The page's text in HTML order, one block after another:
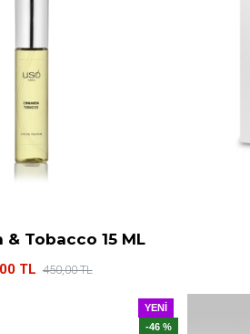
& Tobacco 15 ML
TL 450,00 TL
YENI
-46 %